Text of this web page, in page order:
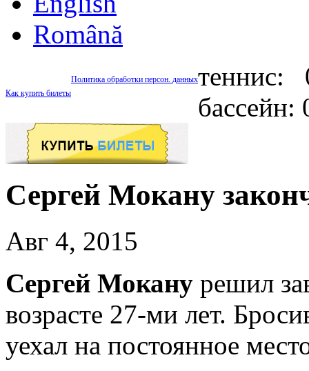
Română
Политика обработки персон. данных
Как купить билеты
теннис:
Сергей Мокану
Авг 4, 2015
Сергей Мокану решил
возрасте 27-ми лет.
уехал на постоянное